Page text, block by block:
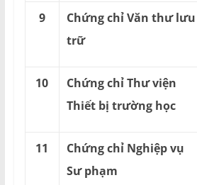
9
Chứng chỉ Văn thư lưu
trữ
10
Chứng chỉ Thư viện
Thiết bị trường học
11
Chứng chỉ Nghiệp vụ
Sư phạm